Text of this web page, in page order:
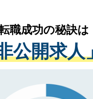
情報の取り扱いについ
を満たした事業者のみ
イバシーマークを取得
保持に関してもご安心
て、現在の医療機関の
じえながら、適切なア
ただきます。すぐにご
は、長期的なサポート
ずはご登録ください。
職成功の秘訣は
公開求人